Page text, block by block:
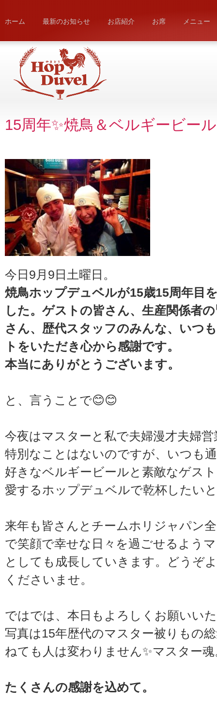
ホーム 最新のお知らせ お店紹介 お席 メニュー
15周年✨焼鳥＆ベルギービー
今日9月9日土曜日。
焼鳥ホップデュベルが15歳15周年目
した。ゲストの皆さん、生産関係者
さん、歴代スタッフのみんな、いつ
トをいただき心から感謝です。
本当にありがとうございます。
と、言うことで😊😊
今夜はマスターと私で夫婦漫才夫婦
特別なことはないのですが、いつも
好きなベルギービールと素敵なゲス
愛するホップデュベルで乾杯したい
来年も皆さんとチームホリジャパン
で笑顔で幸せな日々を過ごせるよう
としても成長していきます。どうぞ
くださいませ。
ではでは、本日もよろしくお願いい
写真は15年歴代のマスター被りもの
ねても人は変わりません✨マスター魂
たくさんの感謝を込めて。